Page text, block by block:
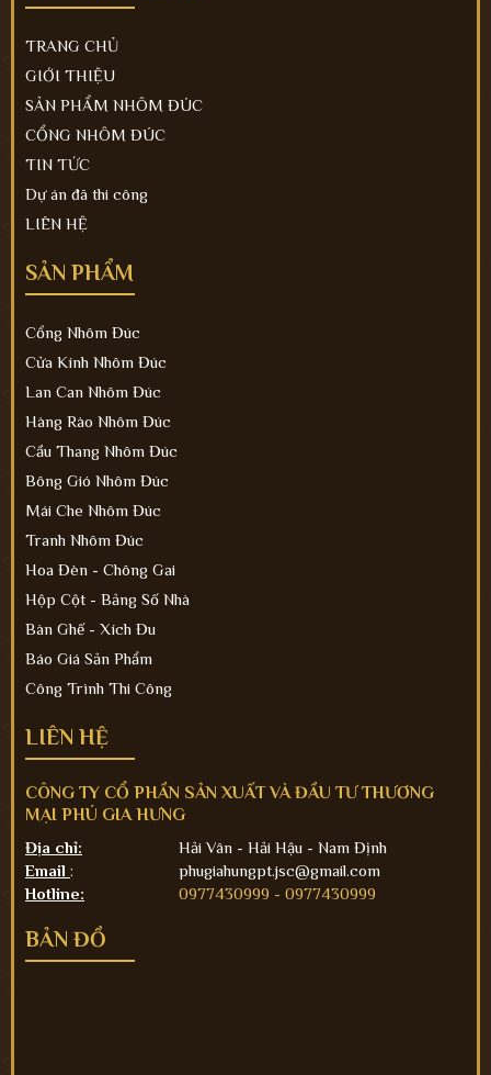
TRANG CHỦ
GIỚI THIỆU
SẢN PHẨM NHÔM ĐÚC
CỔNG NHÔM ĐÚC
TIN TỨC
Dự án đã thi công
LIÊN HỆ
SẢN PHẨM
Cổng Nhôm Đúc
Cửa Kính Nhôm Đúc
Lan Can Nhôm Đúc
Hàng Rào Nhôm Đúc
Cầu Thang Nhôm Đúc
Bông Gió Nhôm Đúc
Mái Che Nhôm Đúc
Tranh Nhôm Đúc
Hoa Đèn - Chông Gai
Hộp Cột - Bảng Số Nhà
Bàn Ghế - Xích Đu
Báo Giá Sản Phẩm
Công Trình Thi Công
LIÊN HỆ
CÔNG TY CỔ PHẦN SẢN XUẤT VÀ ĐẦU TƯ THƯƠNG
MẠI PHÚ GIA HƯNG
Địa chỉ:
Hải Vân - Hải Hậu - Nam Định
Email :
phugiahungpt.jsc@gmail.com
Hotline:
0977430999 - 0977430999
BẢN ĐỒ